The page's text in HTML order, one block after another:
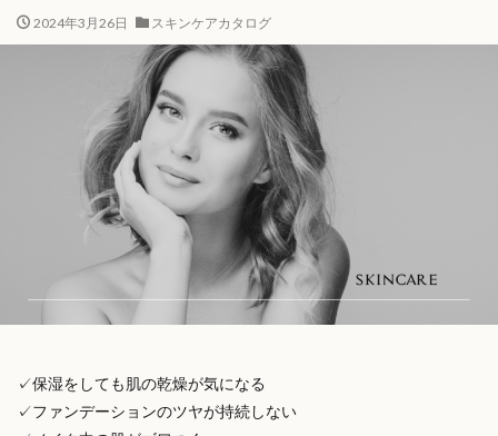
2024年3月26日 スキンケアカタログ
✓保湿をしても肌の乾燥が気になる
✓ファンデーションのツヤが持続しない